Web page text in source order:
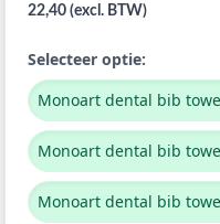
22,40 (excl. BTW)
Selecteer optie:
Monoart dental bib
Monoart dental bib
Monoart dental bib